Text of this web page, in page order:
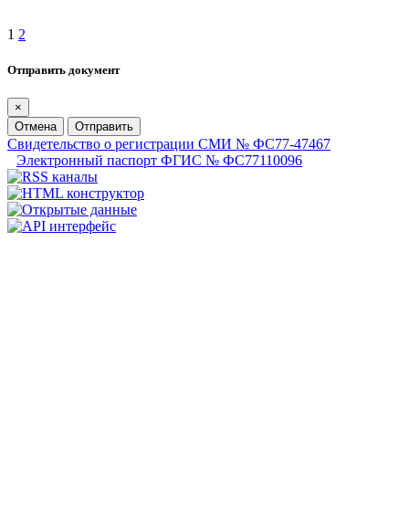
1 2
Отправить документ
×
Отмена
Отправить
Свидетельство о регистрации СМИ № ФС77-47467
Электронный паспорт ФГИС № ФС77110096